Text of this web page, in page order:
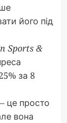
його під
Sports &
за 8
це просто
вона